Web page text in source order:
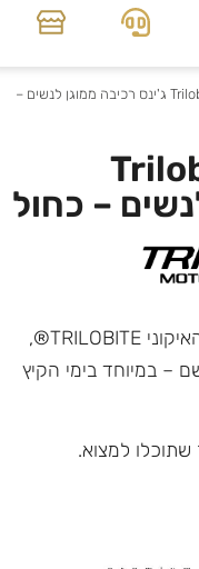
/ Trilobite Parado ג'ינס רכיבה ממוגן לנשים –
– כחול
ג'ינס רכיבה ממוגן לנשים מהמותג האיקוני TRILOBITE®,
– במיוחד בימי הקיץ
למצוא.